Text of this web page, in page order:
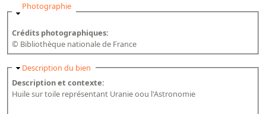
Masquer
Photographie
Crédits photographiques:
© Bibliothèque nationale de France
Masquer
Description du bien
Description et contexte:
Huile sur toile représentant Uranie oou l'Astronomie